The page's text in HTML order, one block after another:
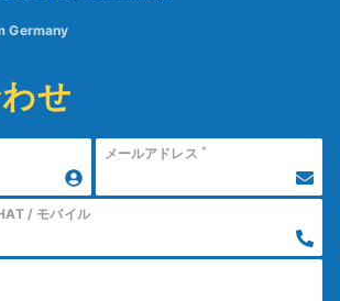
Germany
せ
メールアドレス *
/ モバイル